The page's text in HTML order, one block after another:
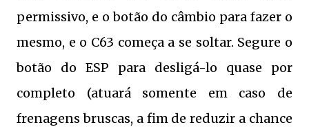
permissivo, e o botão do câmbio para fazer o
mesmo, e o C63 começa a se soltar. Segure o
botão do ESP para desligá-lo quase por
completo (atuará somente em caso de
frenagens bruscas, a fim de reduzir a chance